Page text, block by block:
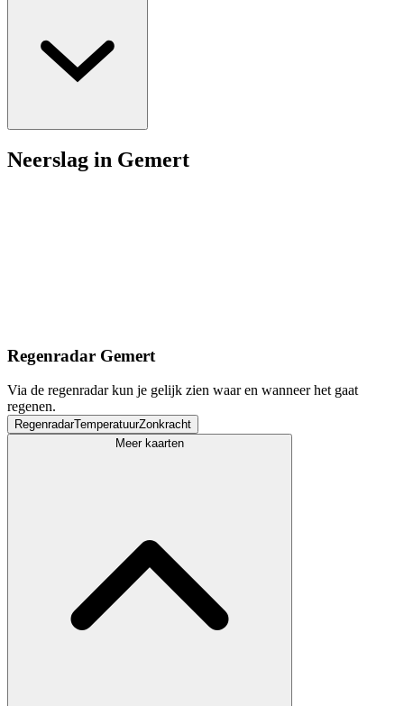
Neerslag in Gemert
Regenradar Gemert
Via de regenradar kun je gelijk zien waar en wanneer het gaat
regenen.
RegenradarTemperatuurZonkracht
Meer kaarten